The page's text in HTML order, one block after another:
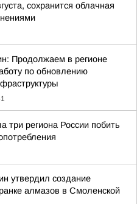
сохранится облачная
Продолжаем в регионе
по обновлению
три региона России побить
утвердил создание
алмазов в Смоленской